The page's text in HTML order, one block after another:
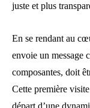
juste et plus
En se rendant au
envoie un message
composantes, doit
Cette première